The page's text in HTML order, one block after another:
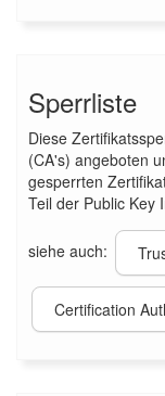
Sperrliste
Diese
(CA's) angeboten
gesperrten
Teil der Public Key
siehe auch:
Certification